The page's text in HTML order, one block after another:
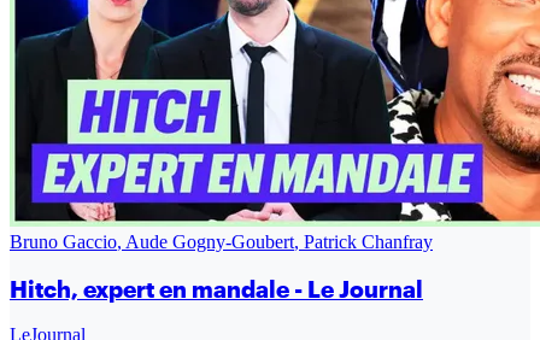
Bruno Gaccio, Aude Gogny-Goubert, Patrick Chanfray
Hitch, expert en mandale - Le Journal
LeJournal